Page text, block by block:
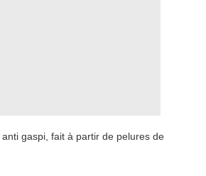
anti gaspi, fait à partir de pelures de